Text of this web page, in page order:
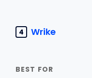
4 Wrike